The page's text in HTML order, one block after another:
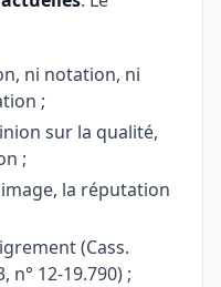
ni notation, ni
;
sur la qualité,
;
la réputation
(Cass.
n° 12-19.790) ;